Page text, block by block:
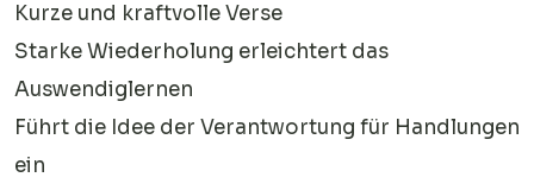
Kurze und kraftvolle Verse
Starke Wiederholung erleichtert das
Auswendiglernen
Führt die Idee der Verantwortung für Handlungen
ein